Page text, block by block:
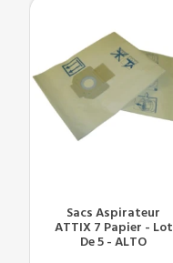
Sacs Aspirateur
ATTIX 7 Papier - Lot
De 5 - ALTO